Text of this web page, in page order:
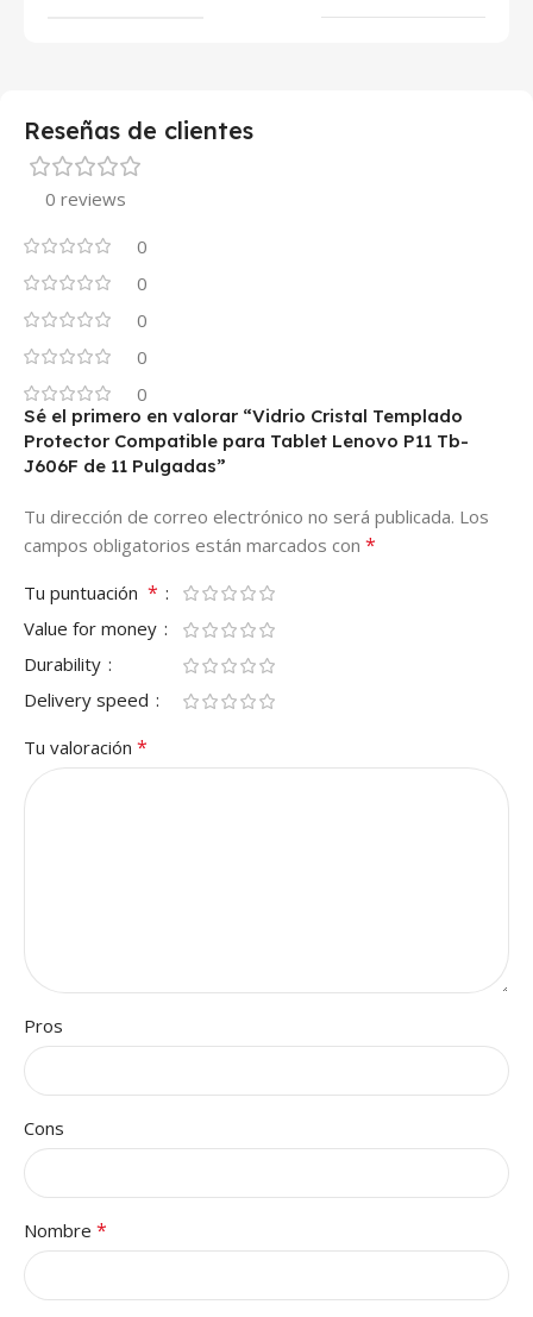
Reseñas de clientes
0 reviews
0
0
0
0
0
Sé el primero en valorar “Vidrio Cristal Templado
Protector Compatible para Tablet Lenovo P11 Tb-
J606F de 11 Pulgadas”
Tu dirección de correo electrónico no será publicada. Los
campos obligatorios están marcados con *
Tu puntuación *
Value for money
Durability
Delivery speed
Tu valoración *
Pros
Cons
Nombre *